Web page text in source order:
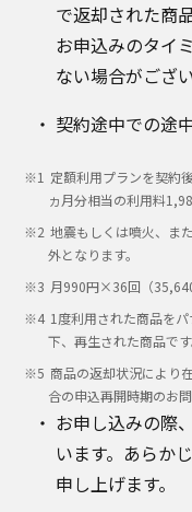
で返却された商
お申込みのタイ
ない場合がござ
契約途中での途
定額利用プランを契約
ヵ月分相当の利用料
地震もしくは噴火、ま
外となります。
月990円×36回（
1度利用された商品を
下、再生された商品です
商品の返却状況により
合の申込再開時期のお
お申し込みの際
います。あらか
申し上げます。